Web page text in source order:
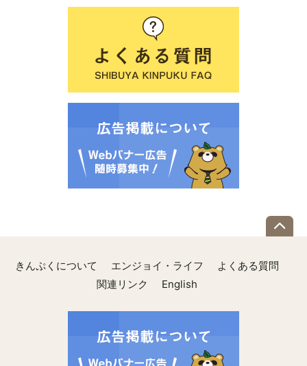
きんぷくについて エンジョイ・ライフ
よくある質問
関連リンク
English